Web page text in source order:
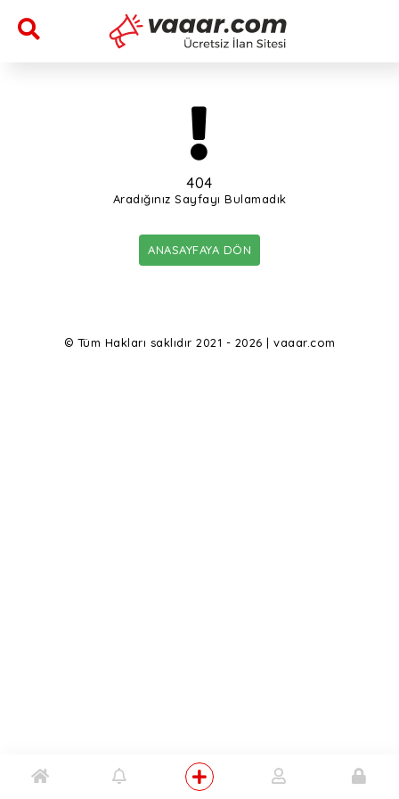
404
Aradığınız Sayfayı Bulamadık
ANASAYFAYA DÖN
© Tüm Hakları saklıdır 2021 - 2026 | vaaar.com